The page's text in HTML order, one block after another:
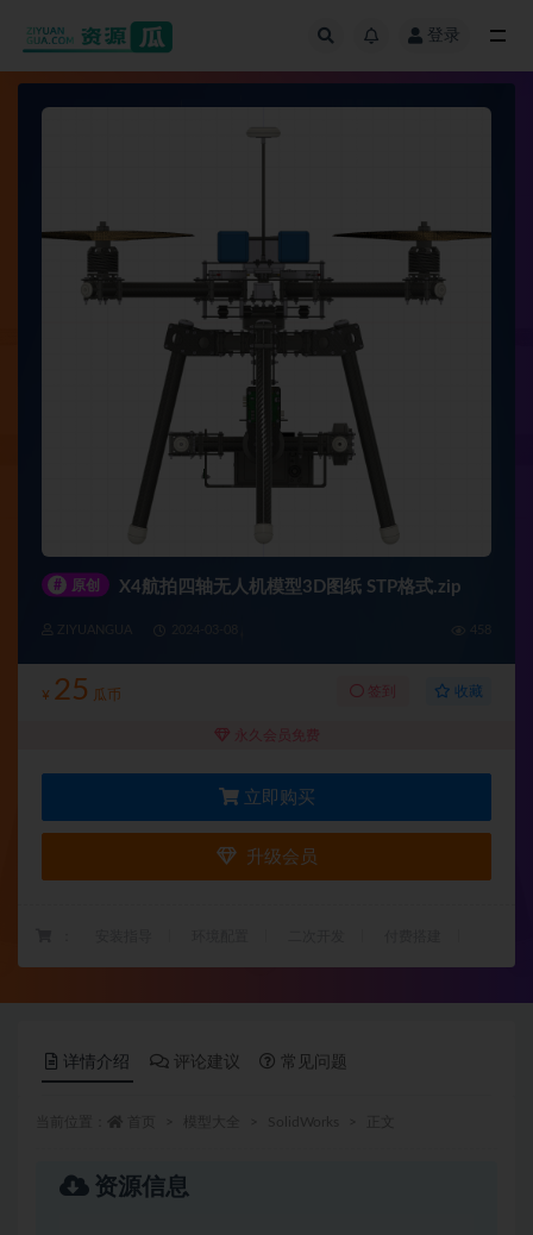
登录
# 原创 X4航拍四轴无人机模型3D图纸 STP格式.zip
ZIYUANGUA
¥ 25 瓜币 签到 收藏
永久会员免费
立即购买
升级会员
详情介绍 评论建议 常见问题
资源信息